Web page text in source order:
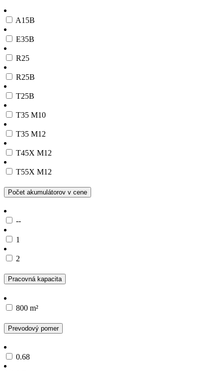
A15B
E35B
R25
R25B
T25B
T35 M10
T35 M12
T45X M12
T55X M12
Počet akumulátorov v cene
--
1
2
Pracovná kapacita
800 m²
Prevodový pomer
0.68